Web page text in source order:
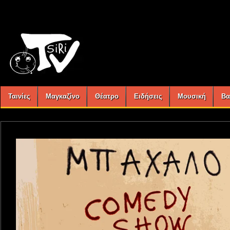
Ταινίες Μαγκαζίνο Θέατρο Ειδήσεις Μουσική